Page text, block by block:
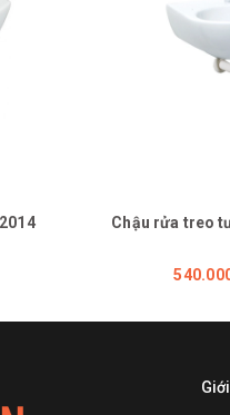
Chậu rửa treo